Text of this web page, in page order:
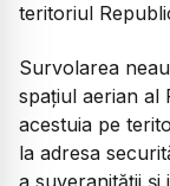
teritoriul
Survolarea
spațiul aerian al
acestuia pe
la adresa